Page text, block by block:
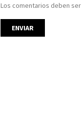
Los comentarios deben